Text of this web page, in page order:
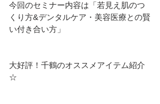
今回のセミナー内容は「若見え肌のつ
くり方&デンタルケア・美容医療との賢
い付き合い方」
大好評！千鶴のオススメアイテム紹介
☆